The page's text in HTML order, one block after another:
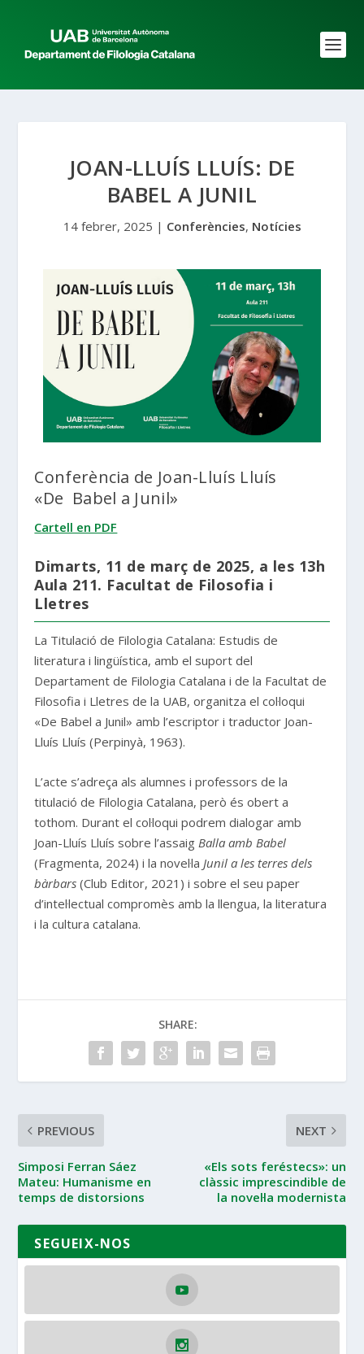
JOAN-LLUÍS LLUÍS: DE
BABEL A JUNIL
14 febrer, 2025 | Conferències, Notícies
Conferència de Joan-Lluís Lluís
«De Babel a Junil»
Cartell en PDF
Dimarts, 11 de març de 2025, a les 13h
Aula 211. Facultat de Filosofia i
Lletres
La Titulació de Filologia Catalana: Estudis de
literatura i lingüística, amb el suport del
Departament de Filologia Catalana i de la Facultat de
Filosofia i Lletres de la UAB, organitza el col·loqui
«De Babel a Junil» amb l’escriptor i traductor Joan-
Lluís Lluís (Perpinyà, 1963).
L’acte s’adreça als alumnes i professors de la
titulació de Filologia Catalana, però és obert a
tothom. Durant el col·loqui podrem dialogar amb
Joan-Lluís Lluís sobre l’assaig Balla amb Babel
(Fragmenta, 2024) i la novel·la Junil a les terres dels
bàrbars(Club Editor, 2021) i sobre el seu paper
d’intel·lectual compromès amb la llengua, la literatura
i la cultura catalana.
SHARE:
PREVIOUS
Simposi Ferran Sáez
Mateu: Humanisme en
temps de distorsions
NEXT
«Els sots feréstecs»: un
clàssic imprescindible de
la novel·la modernista
SEGUEIX-NOS